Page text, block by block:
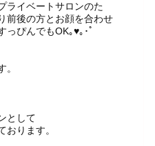
ライベートサロンのた
前後の方とお顔を合わせ
っぴんでもOK｡♥｡･ﾟ
。
として
おります。